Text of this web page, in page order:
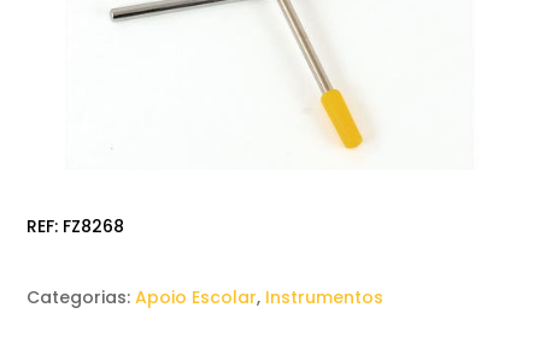
REF: FZ8268
Categorias:Apoio Escolar, Instrumentos